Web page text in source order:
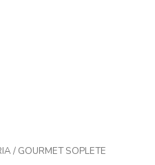
/ GOURMET SOPLETE